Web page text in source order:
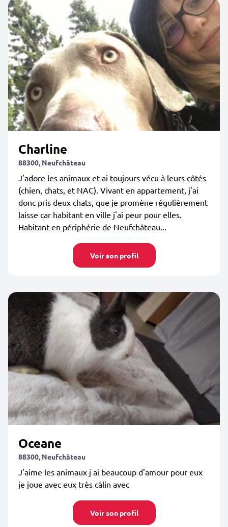
Charline
88300, Neufchâteau
J'adore les animaux et ai toujours vécu à leurs côtés
(chien, chats, et NAC). Vivant en appartement, j'ai
donc pris deux chats, que je promène régulièrement
laisse car habitant en ville j'ai peur pour elles.
Habitant en périphérie de Neufchâteau...
Voir son profil
Oceane
88300, Neufchâteau
J'aime les animaux j ai beaucoup d'amour pour eux
je joue avec eux très câlin avec
Voir son profil